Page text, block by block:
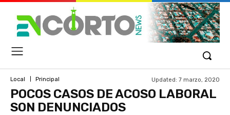
Local Principal Updated: 7 marzo, 2020
POCOS CASOS DE ACOSO LABORAL
SON DENUNCIADOS